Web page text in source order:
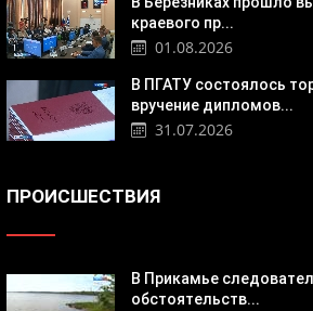
краевого пр...
01.08.2026
В ПГАТУ состоялось
вручение дипломов...
31.07.2026
ПРОИСШЕСТВИЯ
В Прикамье
обстоятельств...